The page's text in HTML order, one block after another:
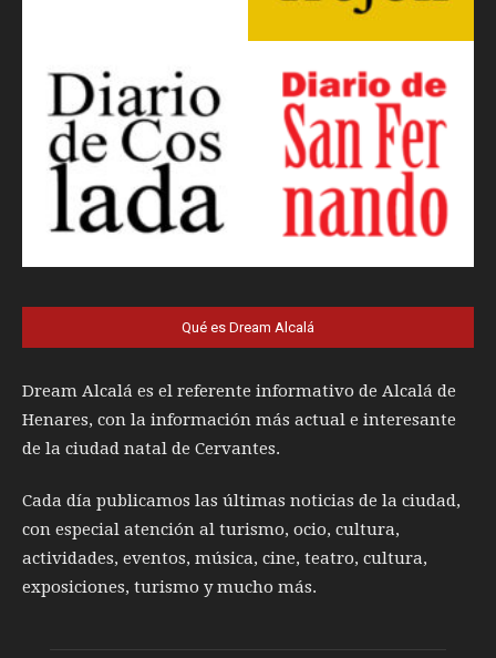
Qué es Dream Alcalá
Dream Alcalá es el referente informativo de Alcalá de
Henares, con la información más actual e interesante
de la ciudad natal de Cervantes.
Cada día publicamos las últimas noticias de la ciudad,
con especial atención al turismo, ocio, cultura,
actividades, eventos, música, cine, teatro, cultura,
exposiciones, turismo y mucho más.